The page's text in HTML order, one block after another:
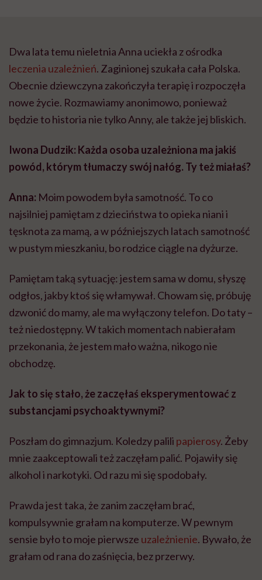
Dwa lata temu nieletnia Anna uciekła z ośrodka
leczenia uzależnień. Zaginionej szukała cała Polska.
Obecnie dziewczyna zakończyła terapię i rozpoczęła
nowe życie. Rozmawiamy anonimowo, ponieważ
będzie to historia nie tylko Anny, ale także jej bliskich.
Iwona Dudzik: Każda osoba uzależniona ma jakiś
powód, którym tłumaczy swój nałóg. Ty też miałaś?
Anna: Moim powodem była samotność. To co
najsilniej pamiętam z dzieciństwa to opieka niani i
tęsknota za mamą, a w późniejszych latach samotność
w pustym mieszkaniu, bo rodzice ciągle na dyżurze.
Pamiętam taką sytuację: jestem sama w domu, słyszę
odgłos, jakby ktoś się włamywał. Chowam się, próbuję
dzwonić do mamy, ale ma wyłączony telefon. Do taty –
też niedostępny. W takich momentach nabierałam
przekonania, że jestem mało ważna, nikogo nie
obchodzę.
Jak to się stało, że zaczęłaś eksperymentować z
substancjami psychoaktywnymi?
Poszłam do gimnazjum. Koledzy palili papierosy. Żeby
mnie zaakceptowali też zaczęłam palić. Pojawiły się
alkohol i narkotyki. Od razu mi się spodobały.
Prawda jest taka, że zanim zaczęłam brać,
kompulsywnie grałam na komputerze. W pewnym
sensie było to moje pierwsze uzależnienie. Bywało, że
grałam od rana do zaśnięcia, bez przerwy.